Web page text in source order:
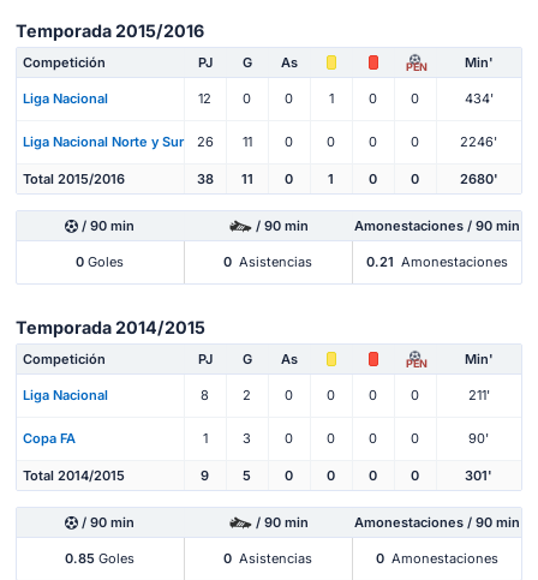
Temporada 2015/2016
Competición PJ G As PEN Min'
Liga Nacional 12 0 0 1 0 0 434'
Liga Nacional Norte y Sur 26 11 0 0 0 0 2246'
Total 2015/2016 38 11 0 1 0 0 2680'
/ 90 min / 90 min Amonestaciones / 90 min
0 Goles 0 Asistencias 0.21 Amonestaciones
Temporada 2014/2015
Competición PJ G As PEN Min'
Liga Nacional 8 2 0 0 0 0 211'
Copa FA 1 3 0 0 0 0 90'
Total 2014/2015 9 5 0 0 0 0 301'
/ 90 min / 90 min Amonestaciones / 90 min
0.85 Goles 0 Asistencias 0 Amonestaciones